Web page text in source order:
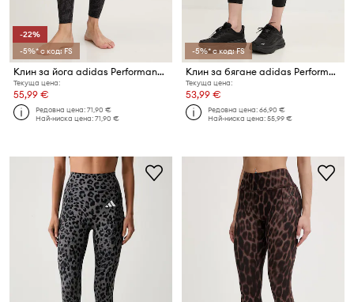
-22%
-5%* с код: FS
Клин за йога adidas Performance All Me
Текуща цена:
55,99 €
Редовна цена:71,90 €
Най-ниска цена:71,90 €
-5%* с код: FS
Клин за бягане adidas Performance adi365
Текуща цена:
53,99 €
Редовна цена:66,90 €
Най-ниска цена:55,99 €